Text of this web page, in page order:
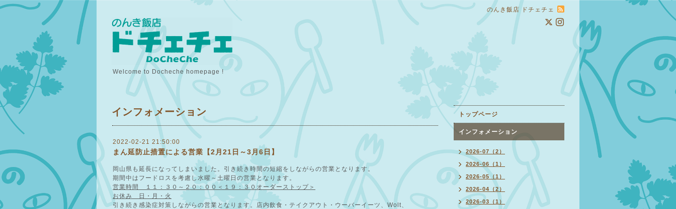
のんき飯店 ドチェチェ
Welcome to Docheche homepage !
インフォメーション
2022-02-21 21:50:00
まん延防止措置による営業【2月21日～3月6日】
岡山県も延長になってしまいました。引き続き時間の短縮をしながらの営業となります。
期間中はフードロスを考慮し水曜～土曜日の営業となります。
営業時間 １１：３０～２０：００＜１９：３０オーダーストップ＞
お休み 日・月・火
引き続き感染症対策しながらの営業となります。店内飲食・テイクアウト・ウーバーイーツ、Wolt、
トップページ
インフォメーション
2026-07（2）
2026-06（1）
2026-05（1）
2026-04（2）
2026-03（1）